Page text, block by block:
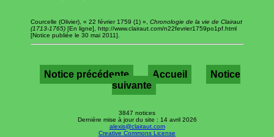
Courcelle (Olivier), « 22 février 1759 (1) », Chronologie de la vie de Clairaut
(1713-1765) [En ligne], http://www.clairaut.com/n22fevrier1759po1pf.html
[Notice publiée le 30 mai 2011].
Notice précédente Accueil
Notice
suivante
3847 notices
Dernière mise à jour du site : 14 avril 2026
alexis@clairaut.com
Creative Commons License